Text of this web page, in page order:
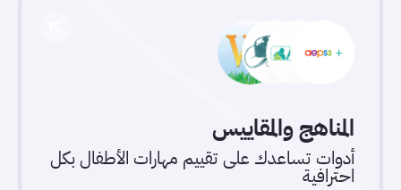
المناهج والمقاييس
أدوات تساعدك على تقييم مهارات الأطفال بكل
احترافية